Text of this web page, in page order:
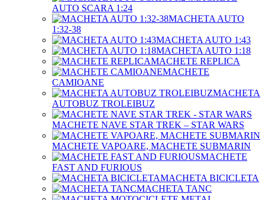
AUTO SCARA 1:24
MACHETA AUTO
1:32-38
MACHETA AUTO 1:43
MACHETA AUTO 1:18
MACHETE REPLICA
MACHETE
CAMIOANE
MACHETA
AUTOBUZ TROLEIBUZ
MACHETE NAVE STAR TREK – STAR WARS
MACHETE VAPOARE, MACHETE SUBMARIN
MACHETE
FAST AND FURIOUS
MACHETA BICICLETA
MACHETA TANC